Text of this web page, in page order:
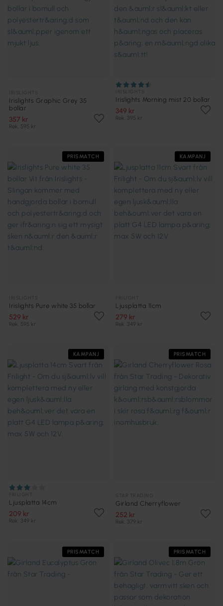
Irislights Graphic Grey 35
bollar
357 kr
Rek. 595 kr
Irislights Morning mist 20 bollar
349 kr
Rek. 395 kr
PRISMATCH
Irislights Pure white 35 bollar
529 kr
Rek. 595 kr
KAMPANJ
Ljusplatta 11cm
279 kr
Rek. 349 kr
KAMPANJ
Ljusplatta 14cm
209 kr
Rek. 349 kr
PRISMATCH
Girland Cherryflower
252 kr
Rek. 379 kr
PRISMATCH PRISMATCH